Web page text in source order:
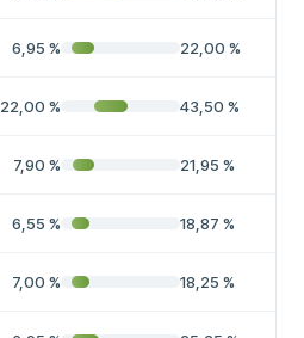
6,95 % 22,00 %
22,00 % 43,50 %
7,90 % 21,95 %
6,55 % 18,87 %
7,00 % 18,25 %